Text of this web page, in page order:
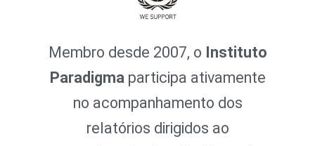
Membro desde 2007, o Instituto
Paradigma participa ativamente
no acompanhamento dos
relatórios dirigidos ao